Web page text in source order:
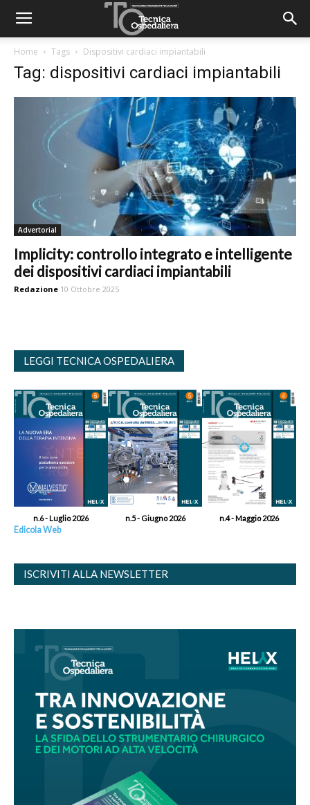
Home Tags Dispositivi cardiaci impiantabili
Tag: dispositivi cardiaci impiantabili
Advertorial
Implicity: controllo integrato e intelligente
dei dispositivi cardiaci impiantabili
Redazione 10 Ottobre 2025
LEGGI TECNICA OSPEDALIERA
n.6 - Luglio 2026 n.5 - Giugno 2026 n.4 - Maggio 2026
Edicola Web
ISCRIVITI ALLA NEWSLETTER